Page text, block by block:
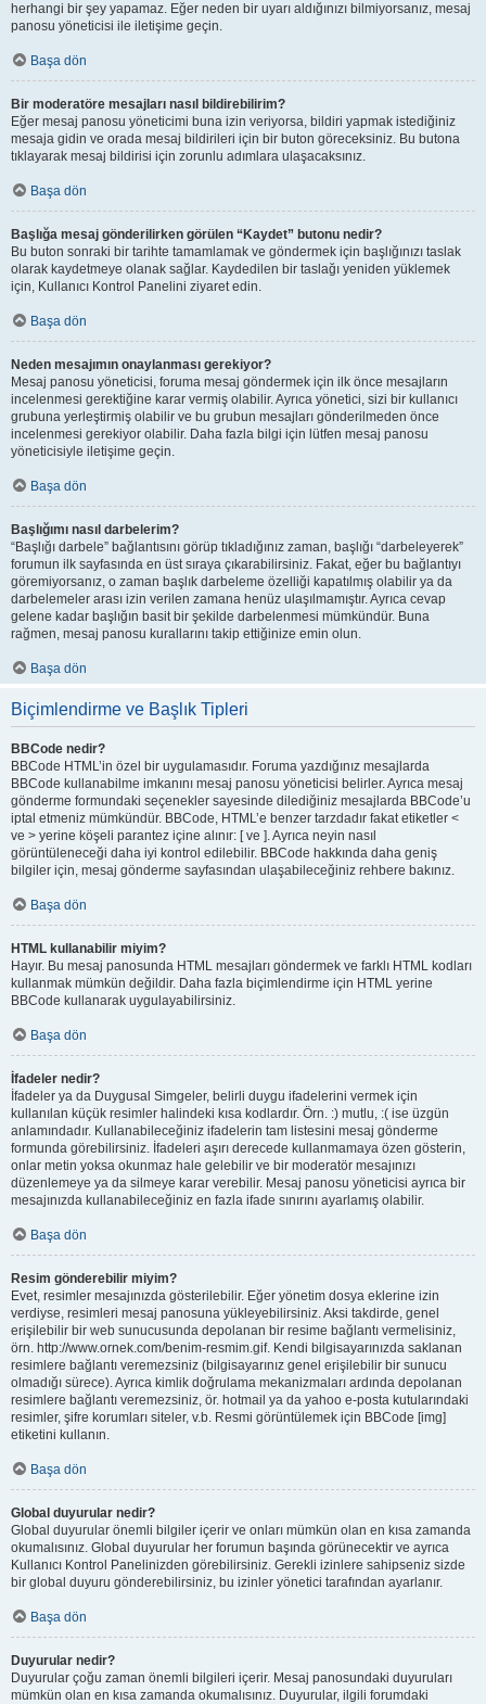
herhangi bir şey yapamaz. Eğer neden bir uyarı aldığınızı bilmiyorsanız, mesaj
panosu yöneticisi ile iletişime geçin.
Başa dön
Bir moderatöre mesajları nasıl bildirebilirim?
Eğer mesaj panosu yöneticimi buna izin veriyorsa, bildiri yapmak istediğiniz
mesaja gidin ve orada mesaj bildirileri için bir buton göreceksiniz. Bu butona
tıklayarak mesaj bildirisi için zorunlu adımlara ulaşacaksınız.
Başa dön
Başlığa mesaj gönderilirken görülen “Kaydet” butonu nedir?
Bu buton sonraki bir tarihte tamamlamak ve göndermek için başlığınızı taslak
olarak kaydetmeye olanak sağlar. Kaydedilen bir taslağı yeniden yüklemek
için, Kullanıcı Kontrol Panelini ziyaret edin.
Başa dön
Neden mesajımın onaylanması gerekiyor?
Mesaj panosu yöneticisi, foruma mesaj göndermek için ilk önce mesajların
incelenmesi gerektiğine karar vermiş olabilir. Ayrıca yönetici, sizi bir kullanıcı
grubuna yerleştirmiş olabilir ve bu grubun mesajları gönderilmeden önce
incelenmesi gerekiyor olabilir. Daha fazla bilgi için lütfen mesaj panosu
yöneticisiyle iletişime geçin.
Başa dön
Başlığımı nasıl darbelerim?
“Başlığı darbele” bağlantısını görüp tıkladığınız zaman, başlığı “darbeleyerek”
forumun ilk sayfasında en üst sıraya çıkarabilirsiniz. Fakat, eğer bu bağlantıyı
göremiyorsanız, o zaman başlık darbeleme özelliği kapatılmış olabilir ya da
darbelemeler arası izin verilen zamana henüz ulaşılmamıştır. Ayrıca cevap
gelene kadar başlığın basit bir şekilde darbelenmesi mümkündür. Buna
rağmen, mesaj panosu kurallarını takip ettiğinize emin olun.
Başa dön
Biçimlendirme ve Başlık Tipleri
BBCode nedir?
BBCode HTML’in özel bir uygulamasıdır. Foruma yazdığınız mesajlarda
BBCode kullanabilme imkanını mesaj panosu yöneticisi belirler. Ayrıca mesaj
gönderme formundaki seçenekler sayesinde dilediğiniz mesajlarda BBCode’u
iptal etmeniz mümkündür. BBCode, HTML’e benzer tarzdadır fakat etiketler <
ve > yerine köşeli parantez içine alınır: [ ve ]. Ayrıca neyin nasıl
görüntüleneceği daha iyi kontrol edilebilir. BBCode hakkında daha geniş
bilgiler için, mesaj gönderme sayfasından ulaşabileceğiniz rehbere bakınız.
Başa dön
HTML kullanabilir miyim?
Hayır. Bu mesaj panosunda HTML mesajları göndermek ve farklı HTML kodları
kullanmak mümkün değildir. Daha fazla biçimlendirme için HTML yerine
BBCode kullanarak uygulayabilirsiniz.
Başa dön
İfadeler nedir?
İfadeler ya da Duygusal Simgeler, belirli duygu ifadelerini vermek için
kullanılan küçük resimler halindeki kısa kodlardır. Örn. :) mutlu, :( ise üzgün
anlamındadır. Kullanabileceğiniz ifadelerin tam listesini mesaj gönderme
formunda görebilirsiniz. İfadeleri aşırı derecede kullanmamaya özen gösterin,
onlar metin yoksa okunmaz hale gelebilir ve bir moderatör mesajınızı
düzenlemeye ya da silmeye karar verebilir. Mesaj panosu yöneticisi ayrıca bir
mesajınızda kullanabileceğiniz en fazla ifade sınırını ayarlamış olabilir.
Başa dön
Resim gönderebilir miyim?
Evet, resimler mesajınızda gösterilebilir. Eğer yönetim dosya eklerine izin
verdiyse, resimleri mesaj panosuna yükleyebilirsiniz. Aksi takdirde, genel
erişilebilir bir web sunucusunda depolanan bir resime bağlantı vermelisiniz,
örn. http://www.ornek.com/benim-resmim.gif. Kendi bilgisayarınızda saklanan
resimlere bağlantı veremezsiniz (bilgisayarınız genel erişilebilir bir sunucu
olmadığı sürece). Ayrıca kimlik doğrulama mekanizmaları ardında depolanan
resimlere bağlantı veremezsiniz, ör. hotmail ya da yahoo e-posta kutularındaki
resimler, şifre korumları siteler, v.b. Resmi görüntülemek için BBCode [img]
etiketini kullanın.
Başa dön
Global duyurular nedir?
Global duyurular önemli bilgiler içerir ve onları mümkün olan en kısa zamanda
okumalısınız. Global duyurular her forumun başında görünecektir ve ayrıca
Kullanıcı Kontrol Panelinizden görebilirsiniz. Gerekli izinlere sahipseniz sizde
bir global duyuru gönderebilirsiniz, bu izinler yönetici tarafından ayarlanır.
Başa dön
Duyurular nedir?
Duyurular çoğu zaman önemli bilgileri içerir. Mesaj panosundaki duyuruları
mümkün olan en kısa zamanda okumalısınız. Duyurular, ilgili forumdaki